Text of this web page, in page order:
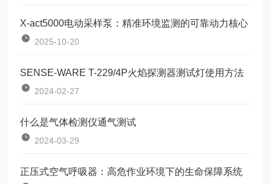
X-act5000电动采样泵：精准环境监测的可靠动力核心
2025-10-20
SENSE-WARE T-229/4P火焰探测器测试灯使用方法
2024-02-27
什么是气体检测仪通气测试
2024-03-29
正压式空气呼吸器：高危作业环境下的生命保障系统